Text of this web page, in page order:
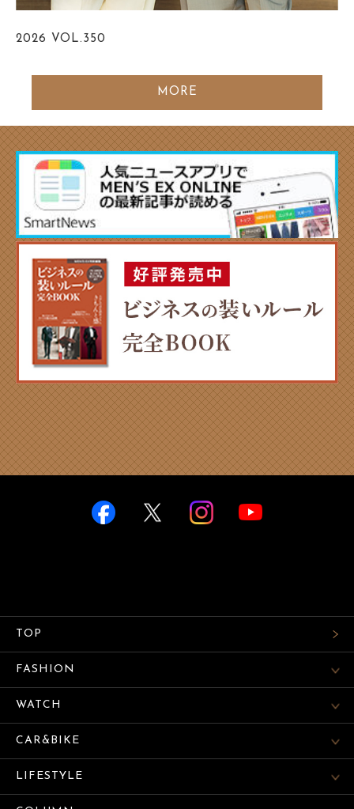
2026 VOL.350
MORE
TOP
FASHION
WATCH
CAR&BIKE
LIFESTYLE